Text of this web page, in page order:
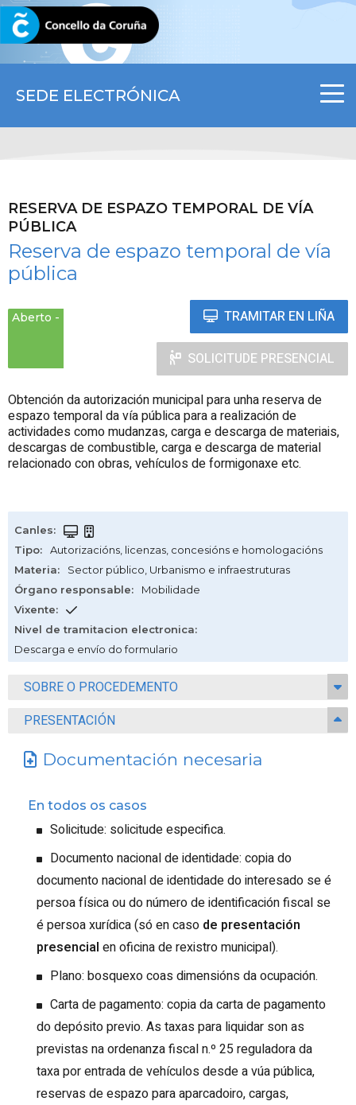
SEDE ELECTRÓNICA
CORUNA.GAL
RESERVA DE ESPAZO TEMPORAL DE VÍA
PÚBLICA
Reserva de espazo temporal de vía
pública
Aberto TRAMITAR EN LIÑA
SOLICITUDE PRESENCIAL
Obtención da autorización municipal para unha reserva de
espazo temporal da vía pública para a realización de
actividades como mudanzas, carga e descarga de materiais,
descargas de combustible, carga e descarga de material
relacionado con obras, vehículos de formigonaxe etc.
Canles:
Tipo:
Autorizacións, licenzas, concesións e homologacións
Materia: Sector público Urbanismo e infraestruturas
Órgano responsable:
Mobilidade
Vixente:
Nivel de tramitacion electronica:
Descarga e envío do formulario
SOBRE O PROCEDEMENTO
PRESENTACIÓN
Documentación necesaria
En todos os casos
Solicitude: solicitude especifica.
Documento nacional de identidade: copia do
documento nacional de identidade do interesado se é
persoa física ou do número de identificación fiscal se
é persoa xurídica (só en caso de presentación
presencial en oficina de rexistro municipal).
Plano: bosquexo coas dimensións da ocupación.
Carta de pagamento: copia da carta de pagamento
do depósito previo. As taxas para liquidar son as
previstas na ordenanza fiscal n.º 25 reguladora da
taxa por entrada de vehículos desde a vúa pública,
reservas de espazo para aparcadoiro, cargas,